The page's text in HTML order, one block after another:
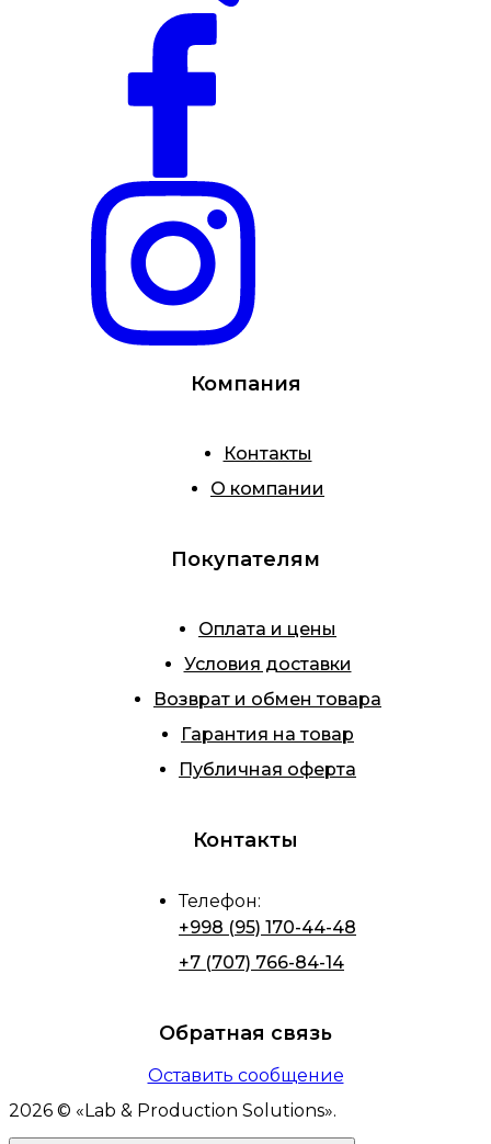
Компания
Контакты
О компании
Покупателям
Оплата и цены
Условия доставки
Возврат и обмен товара
Гарантия на товар
Публичная оферта
Контакты
Телефон:
+998 (95) 170-44-48
+7 (707) 766-84-14
Обратная связь
Оставить сообщение
2026 © « Lab & Production Solutions».